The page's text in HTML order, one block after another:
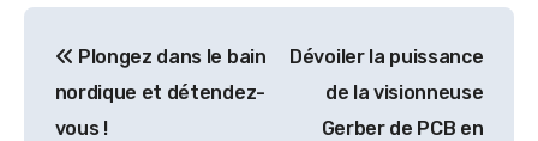
navigation
Plongez dans le bain
nordique et détendez-
vous !
Dévoiler la puissance
de la visionneuse
Gerber de PCB en